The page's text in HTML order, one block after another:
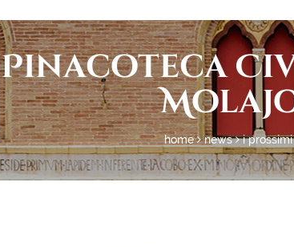
Pinacoteca
home news i